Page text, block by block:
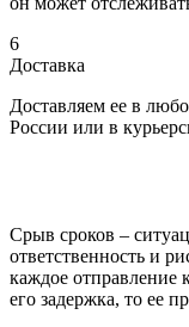
6
Доставка
Доставляем ее в
России или в
Срыв сроков –
ответственность и
каждое отправление
его задержка, то ее